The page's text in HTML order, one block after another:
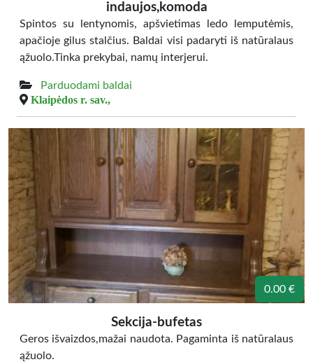
indaujos,komoda
Spintos su lentynomis, apšvietimas ledo lemputėmis,
apačioje gilus stalčius. Baldai visi padaryti iš natūralaus
ąžuolo.Tinka prekybai, namų interjerui.
Parduodami baldai
Klaipėdos r. sav.,
0.00 €
Sekcija-bufetas
Geros išvaizdos,mažai naudota. Pagaminta iš natūralaus
ąžuolo.